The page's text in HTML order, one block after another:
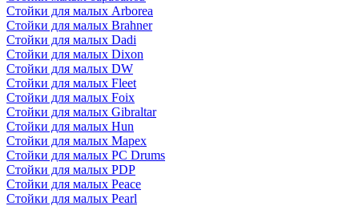
Стойки для малых Arborea
Стойки для малых Brahner
Стойки для малых Dadi
Стойки для малых Dixon
Стойки для малых DW
Стойки для малых Fleet
Стойки для малых Foix
Стойки для малых Gibraltar
Стойки для малых Hun
Стойки для малых Mapex
Стойки для малых PC Drums
Стойки для малых PDP
Стойки для малых Peace
Стойки для малых Pearl